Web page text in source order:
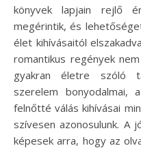
könyvek lapjain rejlő
megérintik, és
élet kihívásaitól
romantikus regények
gyakran életre szóló
szerelem bonyodalmai,
felnőtté válás kihívásai
szívesen azonosulunk. A
képesek arra, hogy az